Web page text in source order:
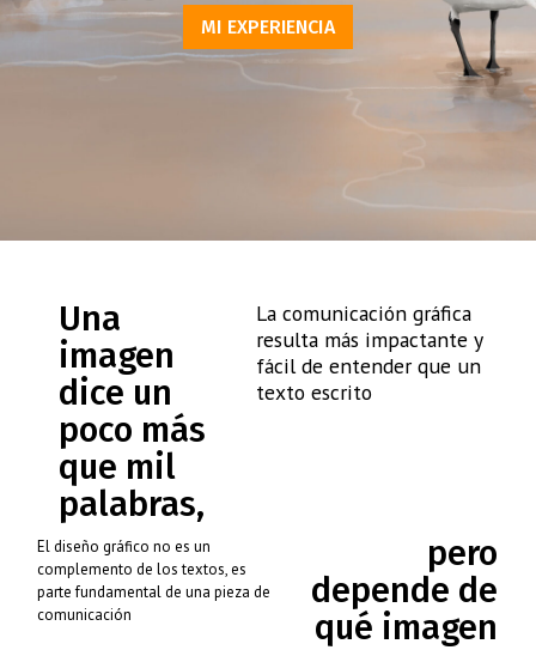
MUSEOGRAFÍA
IDENTIDAD VISUAL
DIVULGACIÓN
EDUCACIÓN AMBIENTAL
MUSEOGRAFÍA
IDENTIDAD VISUAL
DISEÑO UNIVERSAL
ILUSTRACIÓN
DIVULGACIÓN
INTERPRETACIÓN DEL PATRIMONIO
MI EXPERIENCIA
Una
imagen
dice un
poco más
que mil
palabras,
La comunicación gráfica
resulta más impactante y
fácil de entender que un
texto escrito
El diseño gráfico no es un
complemento de los textos, es
parte fundamental de una pieza de
comunicación
pero
depende de
qué imagen